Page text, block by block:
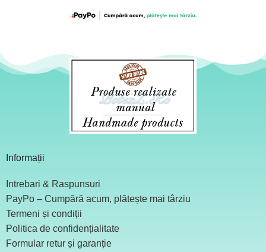
Informații
Intrebari & Raspunsuri
PayPo – Cumpără acum, plătește mai târziu
Termeni și condiții
Politica de confidențialitate
Formular retur și garanție